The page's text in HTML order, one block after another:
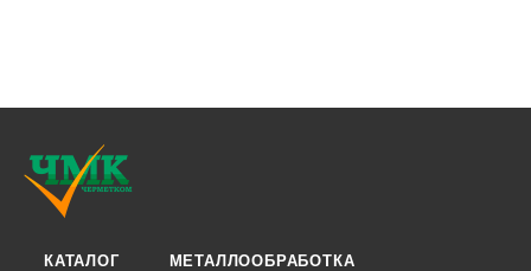
КАТАЛОГ МЕТАЛЛООБРАБОТКА